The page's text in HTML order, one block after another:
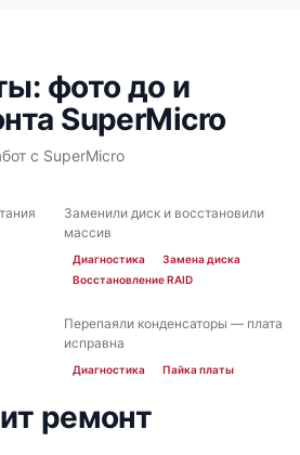
фото до и
SuperMicro
с SuperMicro
ДО ПОСЛЕ
Заменили диск и восстановили
массив
Диагностика
Замена диска
Восстановление RAID
ДО ПОСЛЕ
Перепаяли конденсаторы — плата
исправна
Диагностика Пайка платы
ремонт